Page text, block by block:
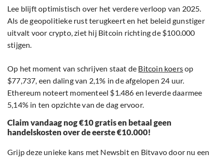
Lee blijft optimistisch over het verdere verloop van 2025.
Als de geopolitieke rust terugkeert en het beleid gunstiger
uitvalt voor crypto, ziet hij Bitcoin richting de $100.000
stijgen.
Op het moment van schrijven staat de Bitcoin koersop
$77,737, een daling van 2,1% in de afgelopen 24 uur.
Ethereum noteert momenteel $1.486 en leverde daarmee
5,14% in ten opzichte van de dag ervoor.
Claim vandaag nog €10 gratis en betaal geen
handelskosten over de eerste €10.000!
Grijp deze unieke kans met Newsbit en Bitvavo door nu een